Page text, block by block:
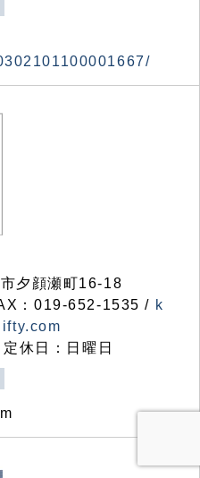
夕顔瀬町16-18
：019-652-1535 / k
休日：日曜日